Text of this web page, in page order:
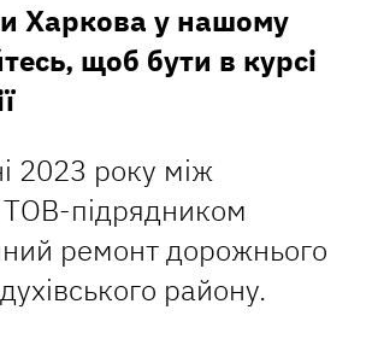
Харкова у нашому
щоб бути в курсі
2023 року між
підрядником
ремонт дорожнього
району.